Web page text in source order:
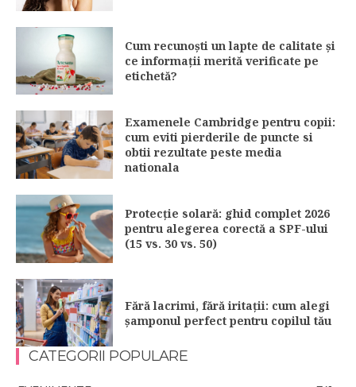
Cum recunoști un lapte de calitate și
ce informații merită verificate pe
etichetă?
Examenele Cambridge pentru copii:
cum eviti pierderile de puncte si
obtii rezultate peste media
nationala
Protecție solară: ghid complet 2026
pentru alegerea corectă a SPF-ului
(15 vs. 30 vs. 50)
Fără lacrimi, fără iritații: cum alegi
șamponul perfect pentru copilul tău
CATEGORII POPULARE